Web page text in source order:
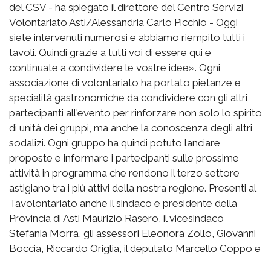
del CSV - ha spiegato il direttore del Centro Servizi
Volontariato Asti/Alessandria Carlo Picchio - Oggi
siete intervenuti numerosi e abbiamo riempito tutti i
tavoli. Quindi grazie a tutti voi di essere qui e
continuate a condividere le vostre idee». Ogni
associazione di volontariato ha portato pietanze e
specialità gastronomiche da condividere con gli altri
partecipanti all'evento per rinforzare non solo lo spirito
di unità dei gruppi, ma anche la conoscenza degli altri
sodalizi. Ogni gruppo ha quindi potuto lanciare
proposte e informare i partecipanti sulle prossime
attività in programma che rendono il terzo settore
astigiano tra i più attivi della nostra regione. Presenti al
Tavolontariato anche il sindaco e presidente della
Provincia di Asti Maurizio Rasero, il vicesindaco
Stefania Morra, gli assessori Eleonora Zollo, Giovanni
Boccia, Riccardo Origlia, il deputato Marcello Coppo e